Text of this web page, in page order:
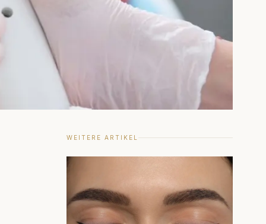
WEITERE ARTIKEL